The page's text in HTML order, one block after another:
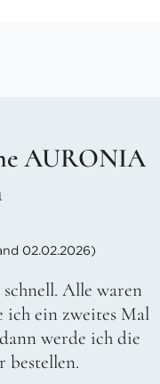
AURONIA
02.02.2026)
Alle waren
ich ein zweites Mal
werde ich die
bestellen.